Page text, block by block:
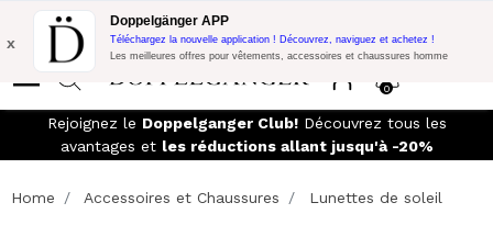
Promo Flash: 10% de réduction supplémentaire sur 300€ d'achat
avec le code:
0
x
Doppelgänger APP
Téléchargez la nouvelle application ! Découvrez, naviguez et achetez !
Les meilleures offres pour vêtements, accessoires et chaussures homme
commandes supérieures à
faciles
Rejoignez leDoppelganger
avantages etles réductions
Home Accessoires et Chaussures Lunettes de soleil